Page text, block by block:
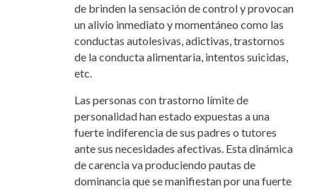
de brinden la sensación de control y provocan
un alivio inmediato y momentáneo como las
conductas autolesivas, adictivas, trastornos
de la conducta alimentaria, intentos suicidas,
etc.
Las personas con trastorno límite de
personalidad han estado expuestas a una
fuerte indiferencia de sus padres o tutores
ante sus necesidades afectivas. Esta dinámica
de carencia va produciendo pautas de
dominancia que se manifiestan por una fuerte